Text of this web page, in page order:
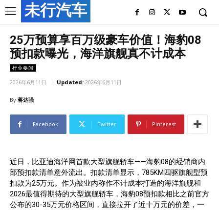
未行汽车
25万预算享百万级豪车价值！海豹08
预扣款曝光，海洋旗舰真不计成本
行业要闻
2026年6月11日 Updated: 2026年6月11日
By 蒋达强
Facebook Twitter Pinterest
近日，比亚迪海洋网首款大型旗舰轿车——海豹08的经销商内
部预扣款清单意外流出。扣款清单显示，785KM四驱旗舰型预
扣款为25万元。作为被业内称作不计成本打造的海洋旗舰和
2026最值得期待的大型旗舰轿车，海豹08预扣款相比之前官方
公布的30-35万元价格区间，直接拉开了近十万元的价差，一